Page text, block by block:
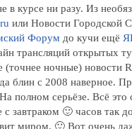
в курсе ни разу. Из
или Новости Городской
Форум до кучи ещё
трансляций открытых
(точнее ночные) новости
блин с 2008 наверное.
полном серьёзе. Всё это
с завтраком 🙂 часов так
миром. 🙂 Вот очень